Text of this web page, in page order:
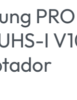
PRO
I